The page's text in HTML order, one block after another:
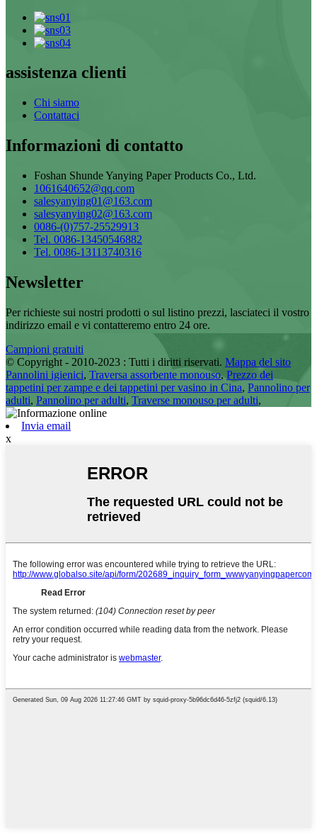
assistenza clienti
Chi siamo
Contattaci
Informazioni di contatto
Foshan Shunde Yanying Paper Products Co., Ltd.
1061640652@qq.com
salesyanying01@163.com
salesyanying02@163.com
0086-(0)757-25529913
Tel. 0086-13450546882
Tel. 0086-13113740316
Newsletter
Per richieste sui nostri prodotti o sul listino prezzi, lasciateci il vostro
indirizzo email e vi contatteremo entro 24 ore.
Campioni gratuiti
© Copyright - 2010-2023 : Tutti i diritti riservati. Mappa del sito
Pannolini igienici, Traversa assorbente monouso,Prezzo dei
tappetini per zampe e dei tappetini per vasino in Cina, Pannolino per
adulti, Pannolino per adulti, Traverse monouso per adulti,
Invia email
x